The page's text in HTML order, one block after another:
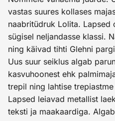
vastas suures kollases
naabritüdruk Lolita. Lapsed
sügisel neljandasse klassi.
ning käivad tihti Glehni
Uus suur seiklus algab
kasvuhoonest ehk
trepil ning lahtise
Lapsed leiavad metallist
teksti ja maakaardiga.